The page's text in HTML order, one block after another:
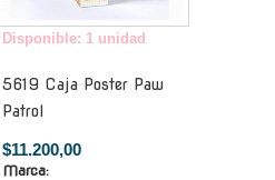
Disponible: 1 unidad
5619 Caja Poster Paw
Patrol
$11.200,00
Marca: